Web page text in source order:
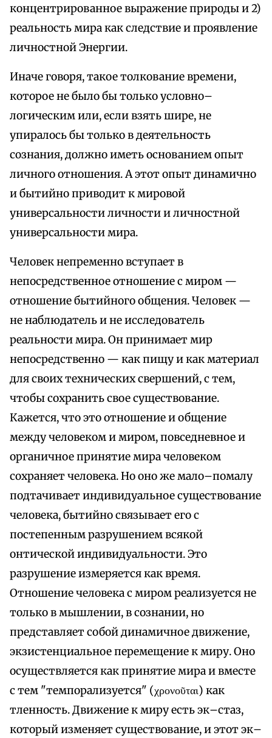
концентрированное выражение природы и 2)
реальность мира как следствие и проявление
личностной Энергии.
Иначе говоря, такое толкование времени,
которое не было бы только условно–
логическим или, если взять шире, не
упиралось бы только в деятельность
сознания, должно иметь основанием опыт
личного отношения. А этот опыт динамично
и бытийно приводит к мировой
универсальности личности и личностной
универсальности мира.
Человек непременно вступает в
непосредственное отношение с миром —
отношение бытийного общения. Человек —
не наблюдатель и не исследователь
реальности мира. Он принимает мир
непосредственно — как пищу и как материал
для своих технических свершений, с тем,
чтобы сохранить свое существование.
Кажется, что это отношение и общение
между человеком и миром, повседневное и
органичное принятие мира человеком
сохраняет человека. Но оно же мало–помалу
подтачивает индивидуальное существование
человека, бытийно связывает его с
постепенным разрушением всякой
онтической индивидуальности. Это
разрушение измеряется как время.
Отношение человека с миром реализуется не
только в мышлении, в сознании, но
представляет собой динамичное движение,
экзистенциальное перемещение к миру. Оно
осуществляется как принятие мира и вместе
с тем "темпорализуется" (χρονοῦται) как
тленность. Движение к миру есть эк–стаз,
который изменяет существование, и этот эк–